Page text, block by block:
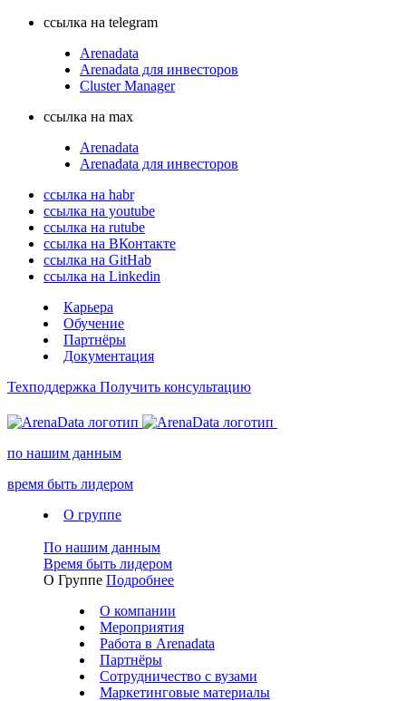
ссылка на telegram
Arenadata
Arenadata для инвесторов
Cluster Manager
ссылка на max
Arenadata
Arenadata для инвесторов
ссылка на habr
ссылка на youtube
ссылка на rutube
ссылка на ВКонтакте
ссылка на GitHab
ссылка на Linkedin
Карьера
Обучение
Партнёры
Документация
Техподдержка Получить консультацию
по нашим данным
время быть лидером
О группе
По нашим данным
Время быть лидером
О Группе Подробнее
О компании
Мероприятия
Работа в Arenadata
Партнёры
Сотрудничество с вузами
Маркетинговые материалы